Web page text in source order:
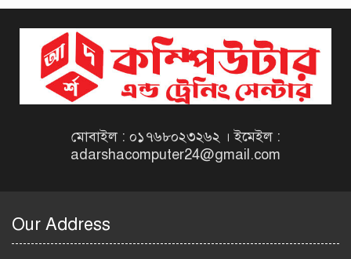
বিজ্ঞপ্তি ২০২৬ | Taxes Zone
Dinajpur Job Circular 2026
বেসরকারি সংস্থা সেতু (SETU)
Job Circular 2026
মোবাইল : ০১৭৬৮০২৩২৬২ । ইমেইল :
adarshacomputer24@gmail.com
Our Address